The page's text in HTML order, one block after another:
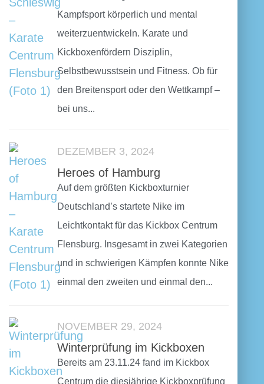
Kampfsport körperlich und mental
weiterzuentwickeln. Karate und
Kickboxenfördern Disziplin,
Selbstbewusstsein und Fitness. Ob für
den Breitensport oder den Wettkampf –
bei uns...
DEZEMBER 3, 2024
Heroes of Hamburg
Auf dem größten Kickboxturnier
Deutschland’s startete Nike im
Leichtkontakt für das Kickbox Centrum
Flensburg. Insgesamt in zwei Kategorien
und in schwierigen Kämpfen konnte Nike
einmal den zweiten und einmal den...
NOVEMBER 29, 2024
Winterprüfung im Kickboxen
Bereits am 23.11.24 fand im Kickbox
Centrum die diesjährige Kickboxprüfung